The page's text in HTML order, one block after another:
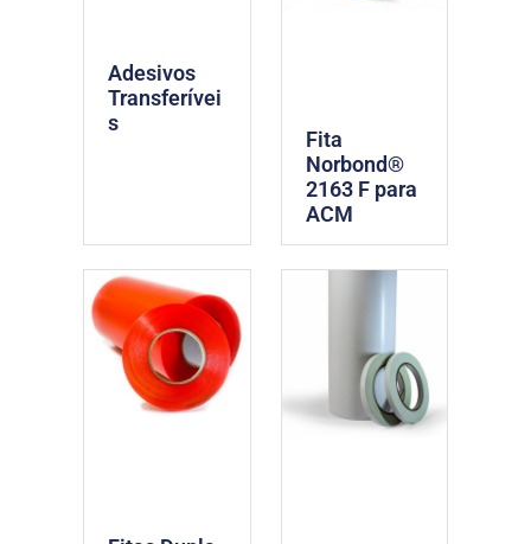
Adesivos
Transferívei
s
Fita
Norbond®
2163 F para
ACM